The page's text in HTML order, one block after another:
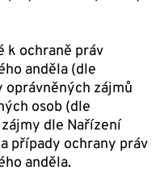
k ochraně práv
anděla (dle
oprávněných zájmů
osob (dle
dle Nařízení
případy ochrany práv
anděla.